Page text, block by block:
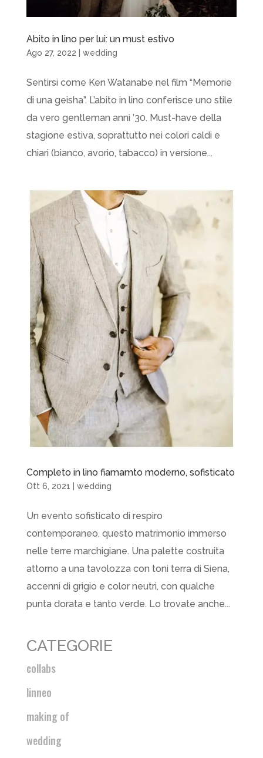
Abito in lino per lui: un must estivo
Ago 27, 2022 | wedding
Sentirsi come Ken Watanabe nel film “Memorie
di una geisha”. L’abito in lino conferisce uno stile
da vero gentleman anni ’30. Must-have della
stagione estiva, soprattutto nei colori caldi e
chiari (bianco, avorio, tabacco) in versione...
Completo in lino fiamamto moderno, sofisticato
Ott 6, 2021 wedding
Un evento sofisticato di respiro
contemporaneo, questo matrimonio immerso
nelle terre marchigiane. Una palette costruita
attorno a una tavolozza con toni terra di Siena,
accenni di grigio e color neutri, con qualche
punta dorata e tanto verde. Lo trovate anche...
CATEGORIE
collabs
linneo
making of
wedding